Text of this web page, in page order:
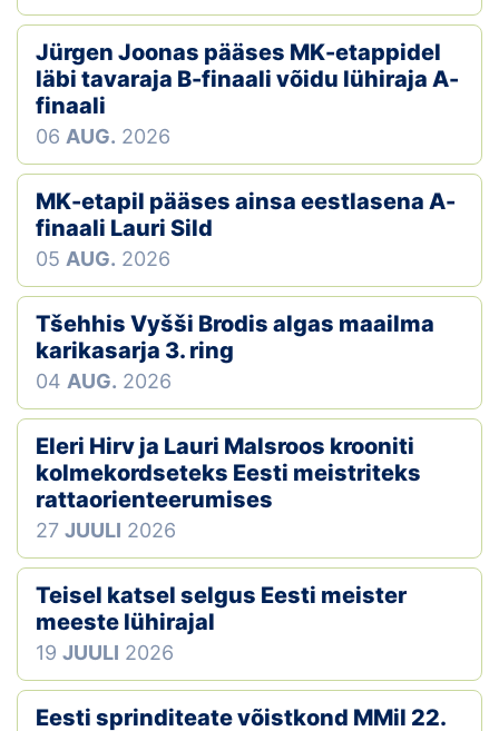
Jürgen Joonas pääses MK-etappidel
läbi tavaraja B-finaali võidu lühiraja A-
finaali
06 AUG. 2026
MK-etapil pääses ainsa eestlasena A-
finaali Lauri Sild
05 AUG. 2026
Tšehhis Vyšši Brodis algas maailma
karikasarja 3. ring
04 AUG. 2026
Eleri Hirv ja Lauri Malsroos krooniti
kolmekordseteks Eesti meistriteks
rattaorienteerumises
27 JUULI 2026
Teisel katsel selgus Eesti meister
meeste lühirajal
19 JUULI 2026
Eesti sprinditeate võistkond MMil 22.